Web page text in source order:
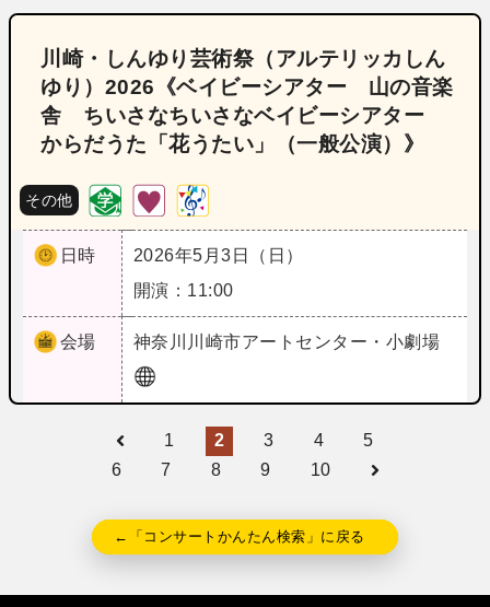
川崎・しんゆり芸術祭（アルテリッカしん
ゆり）2026《ベイビーシアター 山の音楽
舎 ちいさなちいさなベイビーシアター
からだうた「花うたい」（一般公演）》
その他
日時
2026年5月3日（日）
開演：11:00
会場 神奈川 川崎市アートセンター・小劇場
1 2 3 4
5
6
7 8 9 10
←「コンサートかんたん検索」に戻る